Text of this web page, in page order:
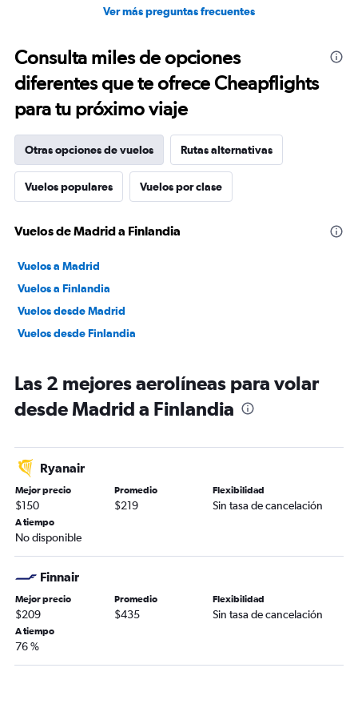
Ver más preguntas frecuentes
Consulta miles de opciones
diferentes que te ofrece Cheapflights
para tu próximo viaje
Otras opciones de vuelos Rutas alternativas
Vuelos populares Vuelos por clase
Vuelos de Madrid a Finlandia
Vuelos a Madrid
Vuelos a Finlandia
Vuelos desde Madrid
Vuelos desde Finlandia
Las 2 mejores aerolíneas para volar
desde Madrid a Finlandia
Ryanair
Mejor precio
$150
Promedio
$219
Flexibilidad
Sin tasa de cancelación
A tiempo
No disponible
Finnair
Mejor precio
$209
Promedio
$435
Flexibilidad
Sin tasa de cancelación
A tiempo
76 %